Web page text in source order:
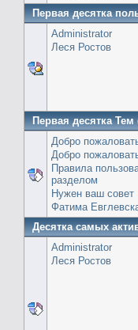
Первая десятка
Administrator
Леся Ростов
Первая десятка Тем
Добро
Добро
Правила
разделом
Нужен ваш совет
Фатима
Десятка самых
Administrator
Леся Ростов